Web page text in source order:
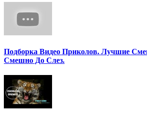
Подборка Видео Приколов. Лучшие
Смешно До Слез.